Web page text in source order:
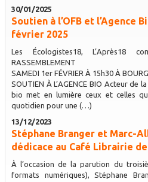
30/01/2025
Soutien à l’OFB et l’Agence
février 2025
Les Écologistes18, L’Après18
RASSEMBLEMENT
SAMEDI 1er FÉVRIER À 15h30 À
SOUTIEN À L’AGENCE BIO Acteur de
bio met en lumière ceux et celles
quotidien pour une (…)
13/12/2023
Stéphane Branger et Marc-
dédicace au Café Librairie
À l’occasion de la parution du
formats numériques), Stéphane